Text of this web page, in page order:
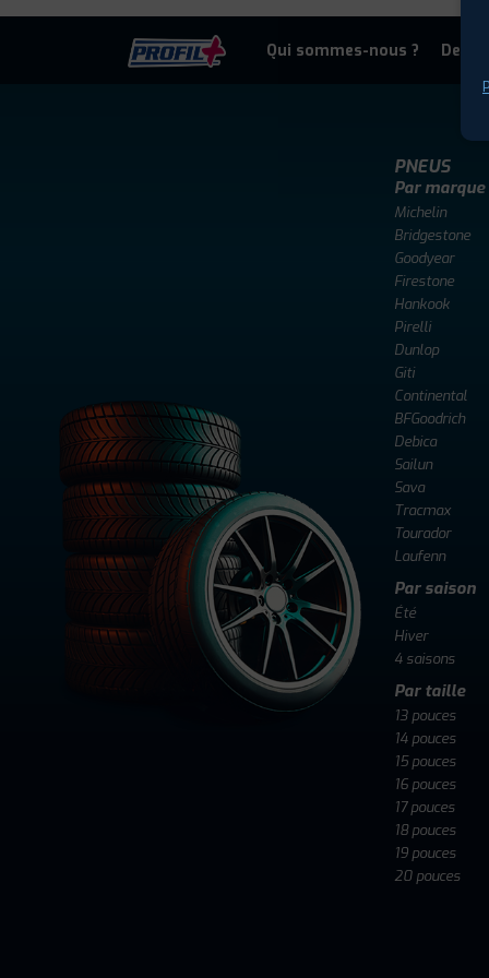
Qui sommes-nous ?
PNEUS
Par marque
Michelin
Bridgestone
Goodyear
Firestone
Hankook
Pirelli
Dunlop
Giti
Continental
BFGoodrich
Debica
Sailun
Sava
Tracmax
Tourador
Laufenn
Par saison
Été
Hiver
4 saisons
Par taille
13 pouces
14 pouces
15 pouces
16 pouces
17 pouces
18 pouces
19 pouces
20 pouces